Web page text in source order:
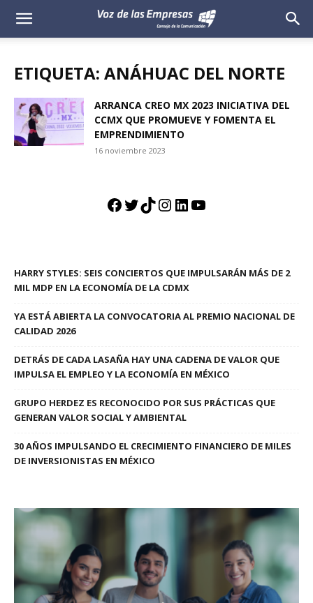
Voz
Empresas
ETIQUETA: ANÁHUAC DEL NORTE
ARRANCA CREO MX 2023 INICIATIVA DEL
CCMX QUE PROMUEVE Y FOMENTA EL
EMPRENDIMIENTO
16 noviembre 2023
Facebook
Twitter
TikTok
Instagram
LinkedIn
YouTube
HARRY STYLES: SEIS CONCIERTOS QUE IMPULSARÁN MÁS DE 2
MIL MDP EN LA ECONOMÍA DE LA CDMX
YA ESTÁ ABIERTA LA CONVOCATORIA AL PREMIO NACIONAL DE
CALIDAD 2026
DETRÁS DE CADA LASAÑA HAY UNA CADENA DE VALOR QUE
IMPULSA EL EMPLEO Y LA ECONOMÍA EN MÉXICO
GRUPO HERDEZ ES RECONOCIDO POR SUS PRÁCTICAS QUE
GENERAN VALOR SOCIAL Y AMBIENTAL
30 AÑOS IMPULSANDO EL CRECIMIENTO FINANCIERO DE MILES
DE INVERSIONISTAS EN MÉXICO